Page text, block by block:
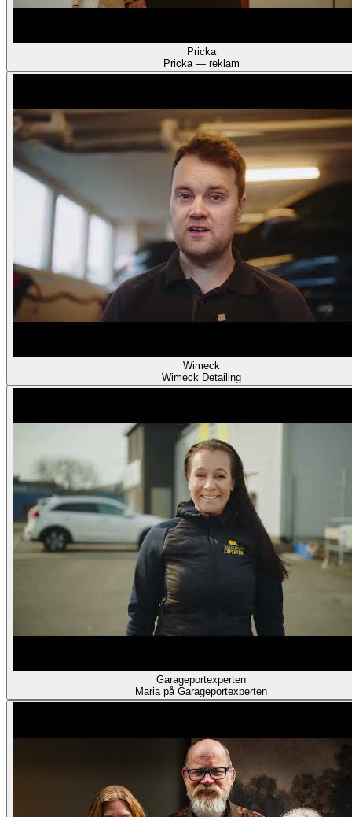
Pricka
Pricka — reklam
Wimeck
Wimeck Detailing
Garageportexperten
Maria på Garageportexperten